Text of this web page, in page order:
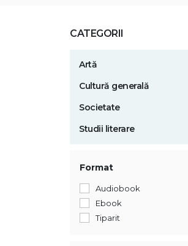
CATEGORII
Artă
Cultură generală
Societate
Studii literare
Format
Audiobook
Ebook
Tiparit